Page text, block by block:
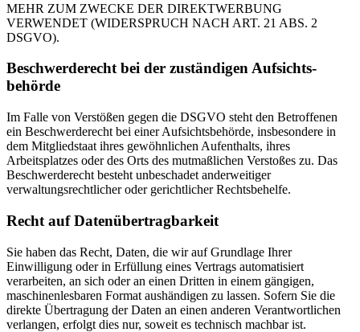
MEHR ZUM ZWECKE DER DIREKTWERBUNG
VERWENDET (WIDERSPRUCH NACH ART. 21 ABS. 2
DSGVO).
Beschwerde­recht bei der zuständigen Aufsichts­
behörde
Im Falle von Verstößen gegen die DSGVO steht den Betroffenen
ein Beschwerderecht bei einer Aufsichtsbehörde, insbesondere in
dem Mitgliedstaat ihres gewöhnlichen Aufenthalts, ihres
Arbeitsplatzes oder des Orts des mutmaßlichen Verstoßes zu. Das
Beschwerderecht besteht unbeschadet anderweitiger
verwaltungsrechtlicher oder gerichtlicher Rechtsbehelfe.
Recht auf Daten­übertrag­barkeit
Sie haben das Recht, Daten, die wir auf Grundlage Ihrer
Einwilligung oder in Erfüllung eines Vertrags automatisiert
verarbeiten, an sich oder an einen Dritten in einem gängigen,
maschinenlesbaren Format aushändigen zu lassen. Sofern Sie die
direkte Übertragung der Daten an einen anderen Verantwortlichen
verlangen, erfolgt dies nur, soweit es technisch machbar ist.